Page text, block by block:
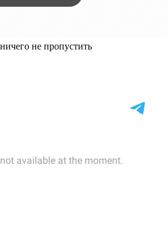
не пропустить